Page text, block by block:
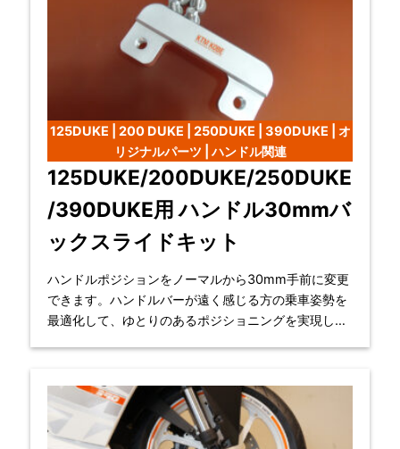
125DUKE | 200 DUKE | 250DUKE | 390DUKE | オ
リジナルパーツ | ハンドル関連
125DUKE/200DUKE/250DUKE
/390DUKE用 ハンドル30mmバ
ックスライドキット
ハンドルポジションをノーマルから30mm手前に変更
できます。ハンドルバーが遠く感じる方の乗車姿勢を
最適化して、ゆとりのあるポジショニングを実現しま